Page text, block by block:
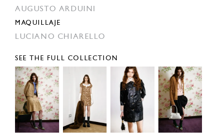
AUGUSTO ARDUINI
MAQUILLAJE
LUCIANO CHIARELLO
SEE THE FULL COLLECTION